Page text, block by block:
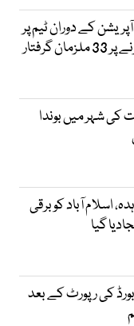
کے دوران ٹیم پر
گرفتار
شہر میں بوندا
اسلام آباد کو برقی
گیا
کی رپورٹ کے بعد